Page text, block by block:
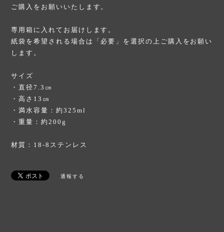
ご購入をお願いいたします。
専用箱に入れてお届けします。
紙袋を希望される場合は「必要」を選択の上ご購入をお願い
します。
サイズ
・直径7.3㎝
・高さ13㎝
・満水容量：約325ml
・重量：約200g
材質：18-8ステンレス
通報する